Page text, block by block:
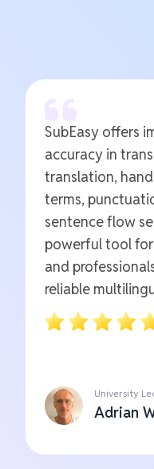
SubEasy offers
accuracy in
translation,
terms,
sentence flow
powerful tool
and
reliable
University
Adrian